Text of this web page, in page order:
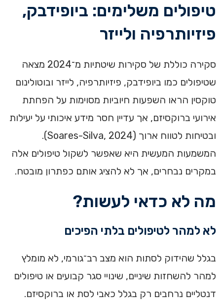
טיפולים משלימים: ביופידבק,
פיזיותרפיה ולייזר
סקירה כוללת של סקירות שיטתיות מ־2024 מצאה
שטיפולים כמו ביופידבק, פיזיותרפיה, לייזר ובוטולינום
טוקסין הראו השפעות חיוביות מסוימות על הפחתת
אירועי ברוקסיזם, אך עדיין חסר מידע איכותי על יעילות
ובטיחות לטווח ארוך (Soares-Silva, 2024).
המשמעות המעשית היא שאפשר לשקול טיפולים אלה
במקרים נבחרים, אך לא להציג אותם כפתרון מובטח.
מה לא כדאי לעשות?
לא למהר לטיפולים בלתי הפיכים
בגלל שהידוק לסתות הוא מצב רב־גורמי, לא מומלץ
למהר להשחזות שיניים, שינויי סגר קבועים או טיפולים
דנטליים נרחבים רק בגלל כאבי לסת או ברוקסיזם.